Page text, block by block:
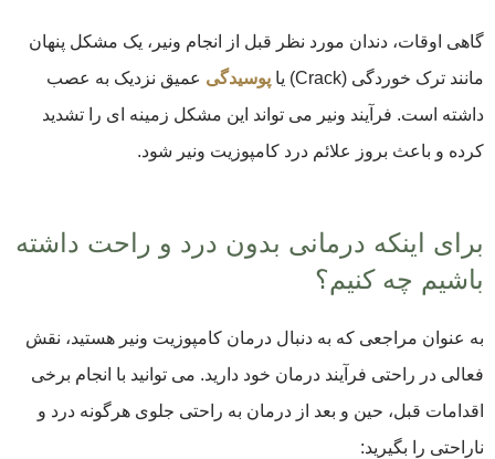
گاهی اوقات، دندان مورد نظر قبل از انجام ونیر، یک مشکل پنهان
مانند ترک خوردگی (Crack) یا
پوسیدگی عمیق نزدیک به عصب
داشته است. فرآیند ونیر می تواند این مشکل زمینه ای را تشدید
کرده و باعث بروز علائم درد کامپوزیت ونیر شود.
برای اینکه درمانی بدون درد و راحت داشته
باشیم چه کنیم؟
به عنوان مراجعی که به دنبال درمان کامپوزیت ونیر هستید، نقش
فعالی در راحتی فرآیند درمان خود دارید. می توانید با انجام برخی
اقدامات قبل، حین و بعد از درمان به راحتی جلوی هرگونه درد و
ناراحتی را بگیرید: